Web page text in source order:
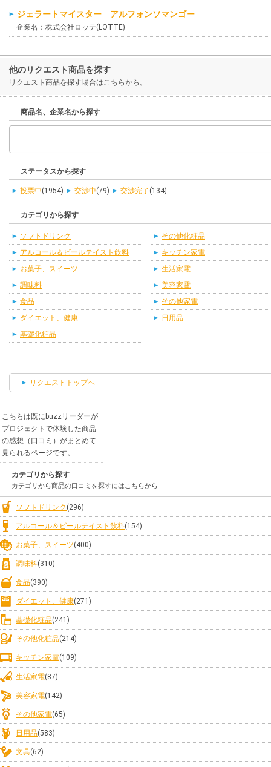
ジェラートマイスター アルフォンソマンゴー
企業名：株式会社ロッテ(LOTTE)
他のリクエスト商品を探す
リクエスト商品を探す場合はこちらから。
商品名、企業名から探す
ステータスから探す
投票中(1954) 交渉中(79) 交渉完了 (134)
カテゴリから探す
ソフトドリンク
アルコール＆ビールテイスト飲料
お菓子、スイーツ
調味料
食品
ダイエット、健康
基礎化粧品
その他化粧品
キッチン家電
生活家電
美容家電
その他家電
日用品
リクエストトップへ
こちらは既にbuzzリーダーが
プロジェクトで体験した商品
の感想（口コミ）がまとめて
見られるページです。
カテゴリから探す
カテゴリから商品の口コミを探すにはこちらから
ソフトドリンク (296)
アルコール＆ビールテイスト飲料(154)
お菓子、スイーツ(400)
調味料(310)
食品(390)
ダイエット、健康(271)
基礎化粧品(241)
その他化粧品(214)
キッチン家電(109)
生活家電(87)
美容家電(142)
その他家電(65)
日用品(583)
文具(62)